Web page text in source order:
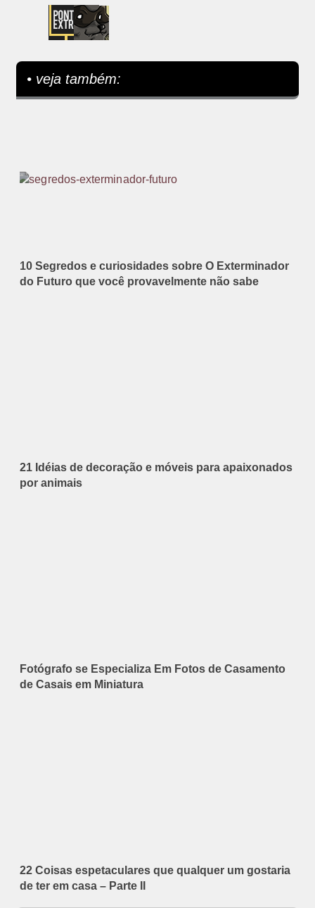
• veja também:
10 Segredos e curiosidades sobre O Exterminador
do Futuro que você provavelmente não sabe
21 Idéias de decoração e móveis para apaixonados
por animais
Fotógrafo se Especializa Em Fotos de Casamento
de Casais em Miniatura
22 Coisas espetaculares que qualquer um gostaria
de ter em casa – Parte II